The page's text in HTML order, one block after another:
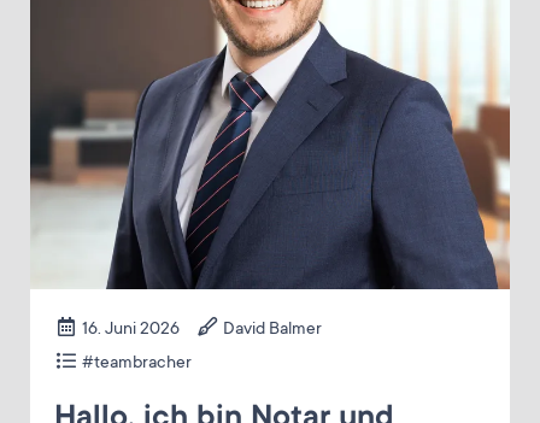
16. Juni 2026
David Balmer
#teambracher